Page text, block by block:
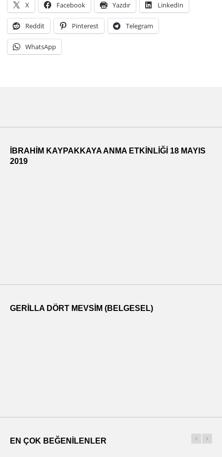
should
be
left
blank
X Facebook Yazdır LinkedIn
Reddit Pinterest Telegram
WhatsApp
İBRAHİM KAYPAKKAYA ANMA ETKİNLİĞİ 18 MAYIS
2019
GERILLA DÖRT MEVSIM (BELGESEL)
EN ÇOK BEĞENILENLER